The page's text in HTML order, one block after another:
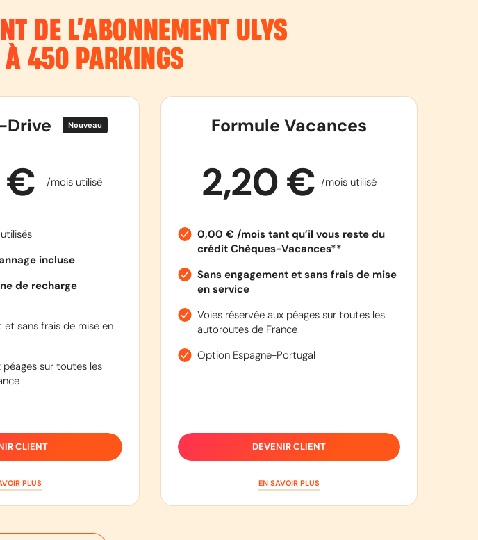
DE L’ABONNEMENT ULYS
À 450 PARKINGS
Drive Nouveau
€ /mois utilisé
incluse
de recharge
et sans frais de mise en
péages sur toutes les
CLIENT
PLUS
Formule Vacances
2,20 € /mois utilisé
0,00 € /mois tant qu’il vous reste du
crédit Chèques-Vacances**
Sans engagement et sans frais de mise
en service
Voies réservée aux péages sur toutes les
autoroutes de France
Option Espagne-Portugal
DEVENIR CLIENT
EN SAVOIR PLUS